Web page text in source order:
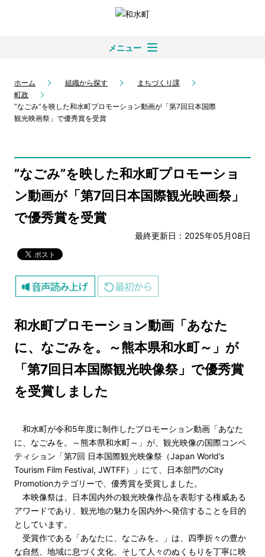
メニュー
ホーム 組織から探す
まちづくり課
町政
”なごみ”を映した和水町プロモーション動画が「第7回日本国際
観光映画祭」で優秀賞を受賞
”なごみ”を映した和水町プロモーショ
ン動画が「第7回日本国際観光映画祭」
で優秀賞を受賞
最終更新日：2025年05月08日
和水町プロモーション動画「あなた
に、なごみを。～熊本県和水町～」が
「第7回日本国際観光映像祭」で優秀賞
を受賞しました
和水町が令和5年度に制作したプロモーション動画「あなた
に、なごみを。～熊本県和水町～」が、観光映像の国際コンペ
ティション「第7回 日本国際観光映像祭（Japan World’s
Tourism Film Festival, JWTFF）」にて、日本部門のCity
Promotionカテゴリーで、優秀賞を受賞しました。
本映像祭は、日本国内外の観光映像作品を表彰する権威ある
アワードであり、観光地の魅力を国内外へ発信することを目的
としています。
受賞作である「あなたに、なごみを。」は、四季折々の豊か
な自然、地域に息づく文化、そして人々のぬくもりを丁寧に映